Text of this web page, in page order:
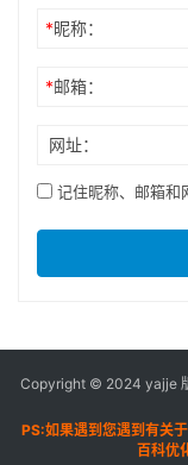
*昵称：
*邮箱：
网址：
记住昵称、邮箱和
Copyright © 2024 yajje
PS:如果遇到您遇到有关
百科优